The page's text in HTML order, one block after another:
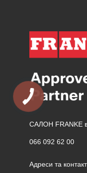
САЛОН FRANKE
066 092 62 00
Адреси та